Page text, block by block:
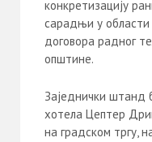
конкретизацију
сарадњи у области
договора радног
општине.
Заједнички штанд
хотела Цептер
на градском тргу,